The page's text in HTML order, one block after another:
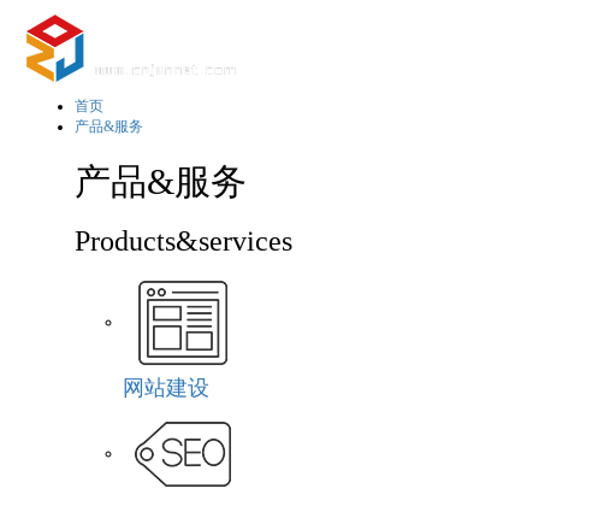
首页
产品&服务
产品&服务
Products&services
网站建设